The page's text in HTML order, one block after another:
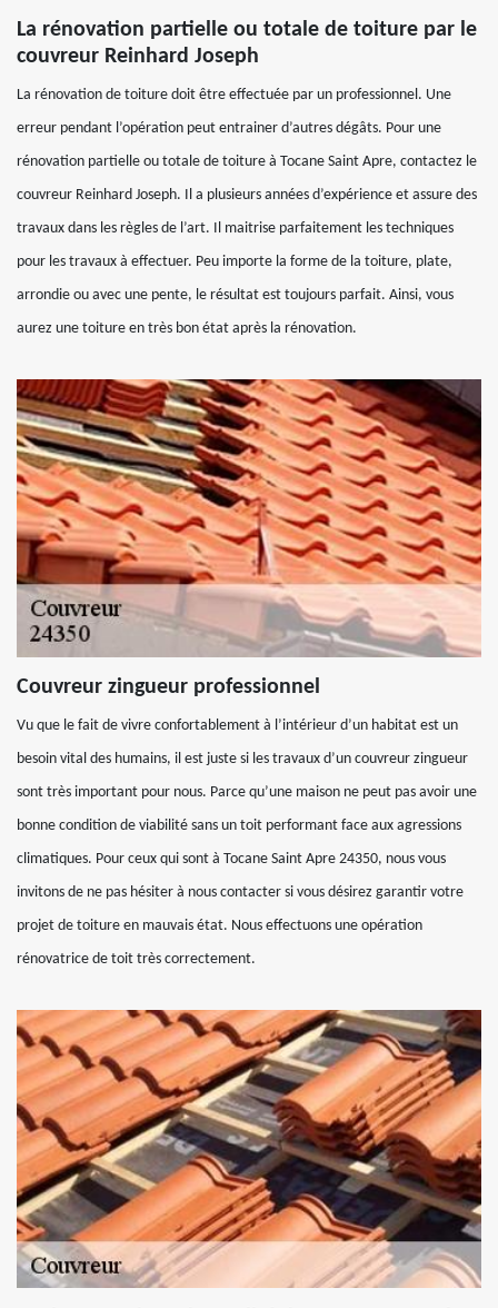
La rénovation partielle ou totale de toiture par le
couvreur Reinhard Joseph
La rénovation de toiture doit être effectuée par un professionnel. Une
erreur pendant l’opération peut entrainer d’autres dégâts. Pour une
rénovation partielle ou totale de toiture à Tocane Saint Apre, contactez le
couvreur Reinhard Joseph. Il a plusieurs années d’expérience et assure des
travaux dans les règles de l’art. Il maitrise parfaitement les techniques
pour les travaux à effectuer. Peu importe la forme de la toiture, plate,
arrondie ou avec une pente, le résultat est toujours parfait. Ainsi, vous
aurez une toiture en très bon état après la rénovation.
Couvreur zingueur professionnel
Vu que le fait de vivre confortablement à l’intérieur d’un habitat est un
besoin vital des humains, il est juste si les travaux d’un couvreur zingueur
sont très important pour nous. Parce qu’une maison ne peut pas avoir une
bonne condition de viabilité sans un toit performant face aux agressions
climatiques. Pour ceux qui sont à Tocane Saint Apre 24350, nous vous
invitons de ne pas hésiter à nous contacter si vous désirez garantir votre
projet de toiture en mauvais état. Nous effectuons une opération
rénovatrice de toit très correctement.